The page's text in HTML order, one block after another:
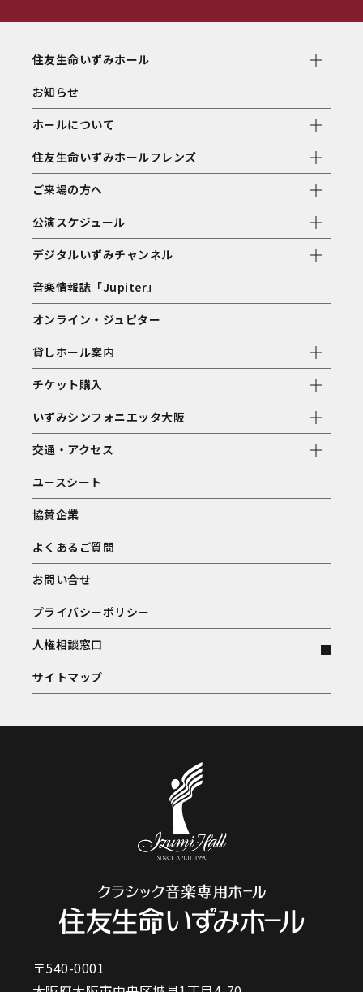
住友生命いずみホール
お知らせ
ホールについて
住友生命いずみホールフレンズ
ご来場の方へ
公演スケジュール
デジタルいずみチャンネル
音楽情報誌「Jupiter」
オンライン・ジュピター
貸しホール案内
チケット購入
いずみシンフォニエッタ大阪
交通・アクセス
ユースシート
協賛企業
よくあるご質問
お問い合せ
プライバシーポリシー
人権相談窓口
サイトマップ
〒540-0001